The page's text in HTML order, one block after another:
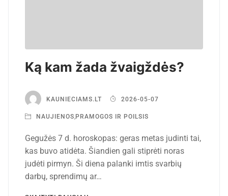
Ką kam žada žvaigždės?
KAUNIECIAMS.LT 2026-05-07
NAUJIENOS,PRAMOGOS IR POILSIS
Gegužės 7 d. horoskopas: geras metas judinti tai,
kas buvo atidėta. Šiandien gali stiprėti noras
judėti pirmyn. Ši diena palanki imtis svarbių
darbų, sprendimų ar…